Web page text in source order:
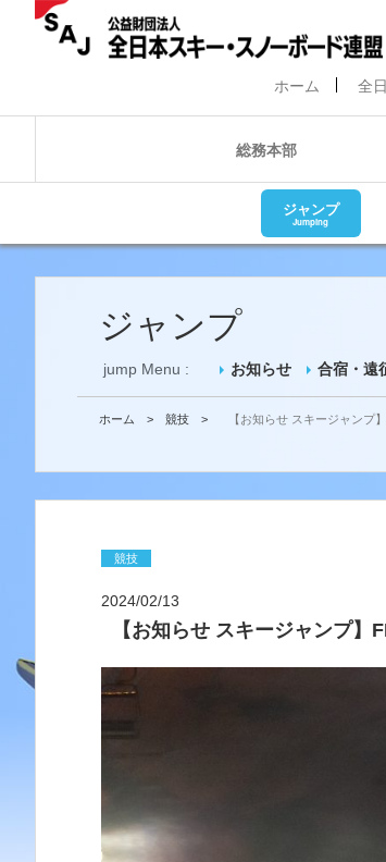
ホーム 全
総務本部
ジャンプ
Jumping
ジャンプ
jump Menu : お知らせ 合宿・遠
ホーム > 競技 > 【お知らせ スキージャンプ
競技
2024/02/13
【お知らせ スキージャンプ